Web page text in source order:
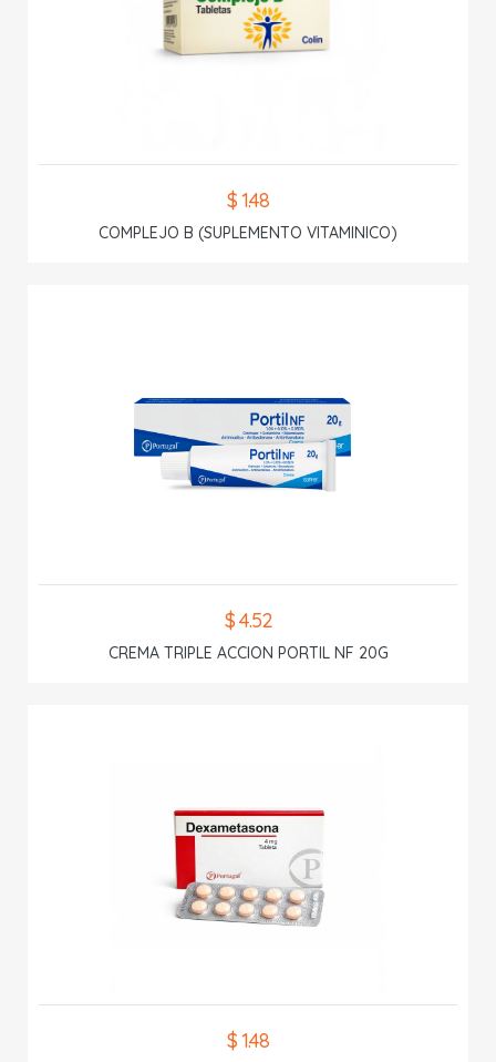
$ 1.48
COMPLEJO B (SUPLEMENTO VITAMINICO)
$ 4.52
CREMA TRIPLE ACCION PORTIL NF 20G
$ 1.48